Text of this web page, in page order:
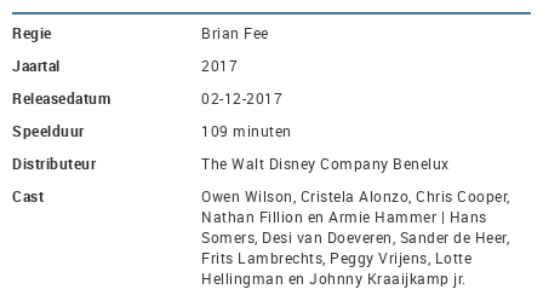
Regie
Brian Fee
Jaartal
2017
Releasedatum
02-12-2017
Speelduur
109 minuten
Distributeur
The Walt Disney Company Benelux
Cast
Owen Wilson, Cristela Alonzo, Chris Cooper,
Nathan Fillion en Armie Hammer | Hans
Somers, Desi van Doeveren, Sander de Heer,
Frits Lambrechts, Peggy Vrijens, Lotte
Hellingman en Johnny Kraaijkamp jr.